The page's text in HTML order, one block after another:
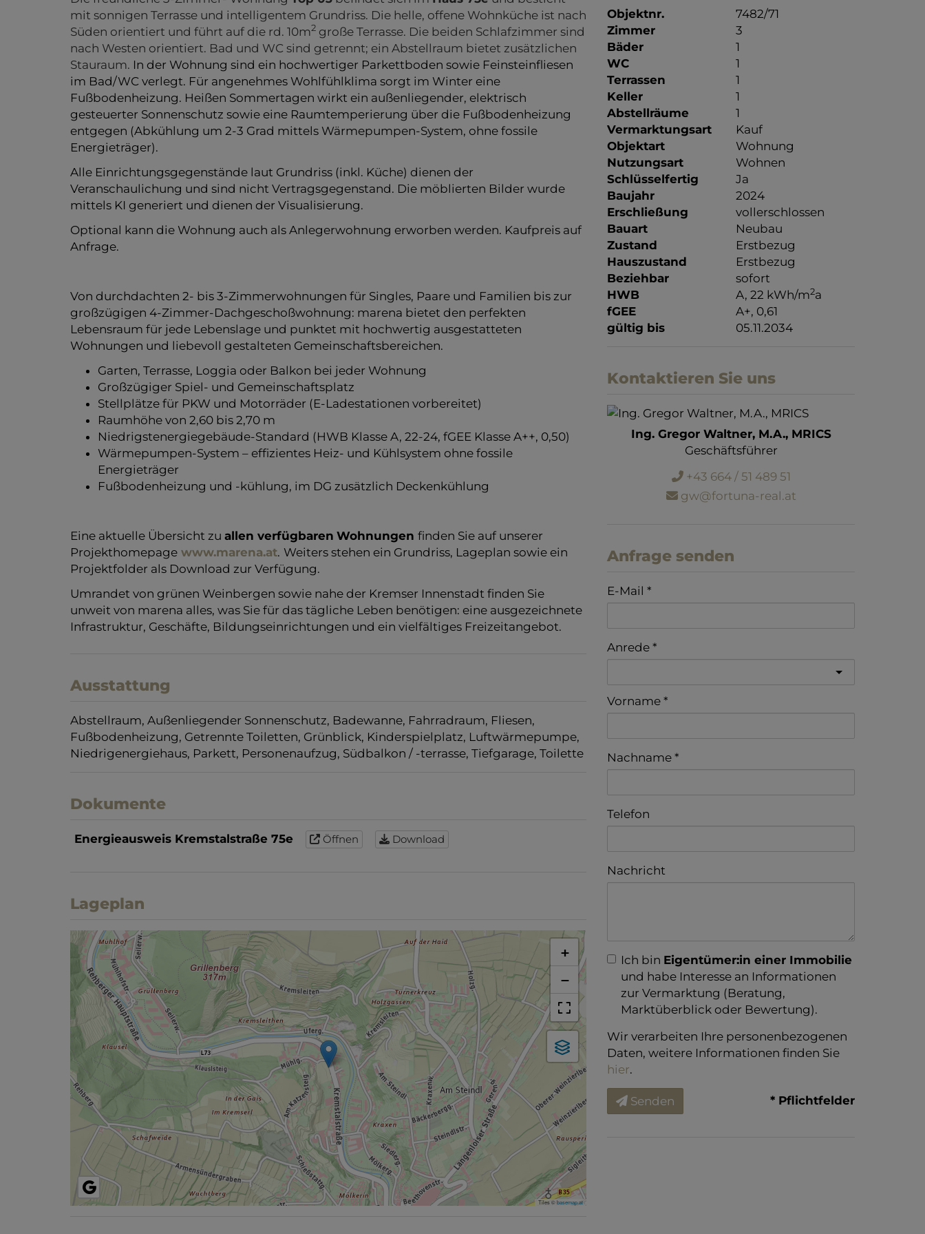
Die freundliche 3-Zimmer- WohnungTop 03befindet sich im Haus 75eund besticht
mit sonnigen Terrasse und intelligentem Grundriss. Die helle, offene Wohnküche ist nach
Süden orientiert und führt auf die rd. 10m2große Terrasse. Die beiden Schlafzimmer sind
nach Westen orientiert. Bad und WC sind getrennt; ein Abstellraum bietet zusätzlichen
Stauraum.In der Wohnung sind ein hochwertiger Parkettboden sowie Feinsteinfliesen
im Bad/WC verlegt. Für angenehmes Wohlfühlklima sorgt im Winter eine
Fußbodenheizung. Heißen Sommertagen wirkt ein außenliegender, elektrisch
gesteuerter Sonnenschutz sowie eine Raumtemperierung über die Fußbodenheizung
entgegen (Abkühlung um 2-3 Grad mittels Wärmepumpen-System, ohne fossile
Energieträger).
Alle Einrichtungsgegenstände laut Grundriss (inkl. Küche) dienen der
Veranschaulichung und sind nicht Vertragsgegenstand. Die möblierten Bilder wurde
mittels KI generiert und dienen der Visualisierung.
Von durchdachten 2- bis 3-Zimmerwohnungen für Singles, Paare und Familien bis zur
großzügigen 4-Zimmer-Dachgeschoßwohnung: marena bietet den perfekten
Lebensraum für jede Lebenslage und punktet mit hochwertig ausgestatteten
Wohnungen und liebevoll gestalteten Gemeinschaftsbereichen.
Garten, Terrasse, Loggia oder Balkon bei jeder Wohnung
Großzügiger Spiel- und Gemeinschaftsplatz
Stellplätze für PKW und Motorräder (E-Ladestationen vorbereitet)
Raumhöhe von 2,60 bis 2,70 m
Niedrigstenergiegebäude-Standard (HWB Klasse A, 22-24, fGEE Klasse A++, 0,50)
Wärmepumpen-System – effizientes Heiz- und Kühlsystem ohne fossile
Eine aktuelle Übersicht zuallen verfügbaren
Projekthomepage www.marena.at . Weiters stehen ein Grundriss, Lageplan sowie ein
Projektfolder als Download zur Verfügung.
Umrandet von grünen Weinbergen sowie nahe der Kremser Innenstadt finden Sie
Ausstattung
Abstellraum Außenliegender Sonnenschutz Badewanne Fahrradraum Fliesen
Dokumente
Lageplan
+
−
Objektnr.
7482/71
Zimmer
3
Bäder
1
WC
1
Terrassen
1
Keller
1
Abstellräume
1
Vermarktungsart
Kauf
Objektart
Wohnung
Nutzungsart
Wohnen
Schlüsselfertig
Ja
Baujahr
2024
Erschließung
vollerschlossen
Bauart
Neubau
Zustand
Erstbezug
Hauszustand
Erstbezug
Beziehbar
sofort
HWB
A, 22 kWh/m2a
fGEE
A+, 0,61
gültig bis
05.11.2034
Kontaktieren Sie uns
Ing. Gregor Waltner, M.A., MRICS
Geschäftsführer
+43 664 / 51 489 51
gw@fortuna-real.at
Anfrage senden
E-Mail
Anrede
Vorname
Nachname
Telefon
Nachricht
Ich bin Eigentümer:in einer Immobilie
und habe Interesse an Informationen
zur Vermarktung (Beratung,
Marktüberblick oder Bewertung).
Wir verarbeiten Ihre personenbezogenen
Daten, weitere Informationen finden Sie
hier.
Senden * Pflichtfelder